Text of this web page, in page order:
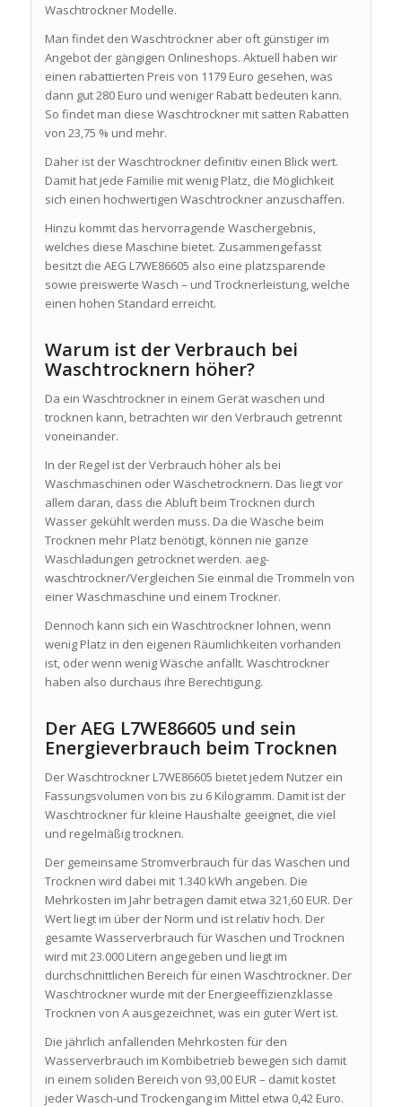
Waschtrockner Modelle.
Man findet den Waschtrockner aber oft günstiger im
Angebot der gängigen Onlineshops. Aktuell haben wir
einen rabattierten Preis von 1179 Euro gesehen, was
dann gut 280 Euro und weniger Rabatt bedeuten kann.
So findet man diese Waschtrockner mit satten Rabatten
von 23,75 % und mehr.
Daher ist der Waschtrockner definitiv einen Blick wert.
Damit hat jede Familie mit wenig Platz, die Möglichkeit
sich einen hochwertigen Waschtrockner anzuschaffen.
Hinzu kommt das hervorragende Waschergebnis,
welches diese Maschine bietet. Zusammengefasst
besitzt die AEG L7WE86605 also eine platzsparende
sowie preiswerte Wasch – und Trocknerleistung, welche
einen hohen Standard erreicht.
Warum ist der Verbrauch bei
Waschtrocknern höher?
Da ein Waschtrockner in einem Gerät waschen und
trocknen kann, betrachten wir den Verbrauch getrennt
voneinander.
In der Regel ist der Verbrauch höher als bei
Waschmaschinen oder Wäschetrocknern. Das liegt vor
allem daran, dass die Abluft beim Trocknen durch
Wasser gekühlt werden muss. Da die Wäsche beim
Trocknen mehr Platz benötigt, können nie ganze
Waschladungen getrocknet werden. aeg-
waschtrockner/Vergleichen Sie einmal die Trommeln von
einer Waschmaschine und einem Trockner.
Dennoch kann sich ein Waschtrockner lohnen, wenn
wenig Platz in den eigenen Räumlichkeiten vorhanden
ist, oder wenn wenig Wäsche anfällt. Waschtrockner
haben also durchaus ihre Berechtigung.
Der AEG L7WE86605 und sein
Energieverbrauch beim Trocknen
Der Waschtrockner L7WE86605 bietet jedem Nutzer ein
Fassungsvolumen von bis zu 6 Kilogramm. Damit ist der
Waschtrockner für kleine Haushalte geeignet, die viel
und regelmäßig trocknen.
Der gemeinsame Stromverbrauch für das Waschen und
Trocknen wird dabei mit 1.340 kWh angeben. Die
Mehrkosten im Jahr betragen damit etwa 321,60 EUR. Der
Wert liegt im über der Norm und ist relativ hoch. Der
gesamte Wasserverbrauch für Waschen und Trocknen
wird mit 23.000 Litern angegeben und liegt im
durchschnittlichen Bereich für einen Waschtrockner. Der
Waschtrockner wurde mit der Energieeffizienzklasse
Trocknen von A ausgezeichnet, was ein guter Wert ist.
Die jährlich anfallenden Mehrkosten für den
Wasserverbrauch im Kombibetrieb bewegen sich damit
in einem soliden Bereich von 93,00 EUR – damit kostet
jeder Wasch-und Trockengang im Mittel etwa 0,42 Euro.